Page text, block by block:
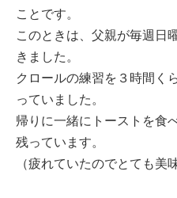
ことです。
このときは、父親が毎週日
きました。
クロールの練習を３時間く
っていました。
帰りに一緒にトーストを食
残っています。
（疲れていたのでとても美